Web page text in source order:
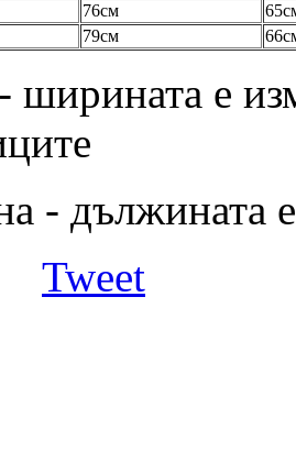
76см
79см
е
- дължината
Tweet